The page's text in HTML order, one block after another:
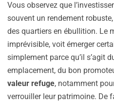
Vous observez que
souvent un rendement
des quartiers en ébullition. Le
imprévisible, voit émerger
simplement parce qu’il s’agit
emplacement, du bon
valeur refuge, notamment
verrouiller leur patrimoine. De